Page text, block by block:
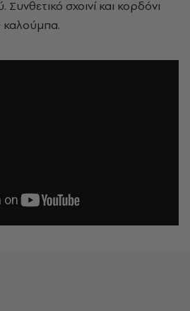
σχοινί και κορδόνι
καλούμπα.